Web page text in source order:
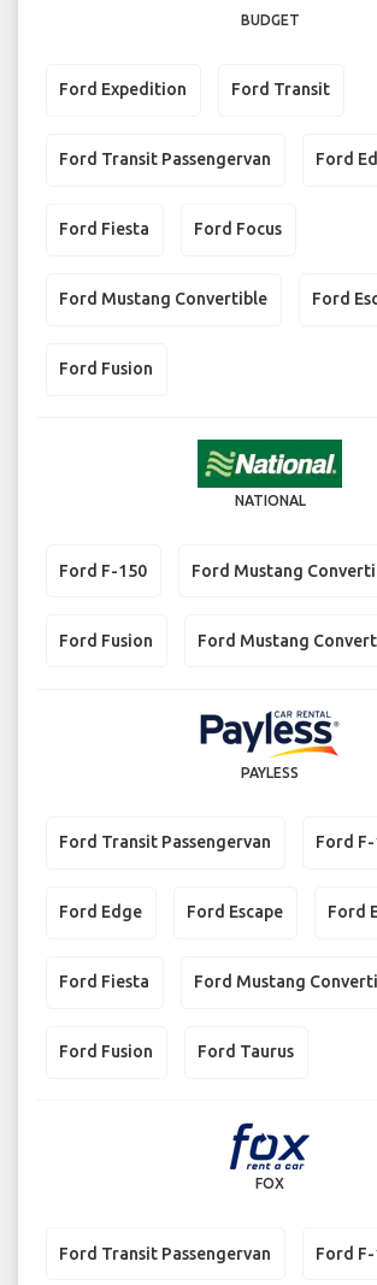
BUDGET
Ford Expedition Ford Transit
Ford Transit Passengervan Ford
Ford Fiesta Ford Focus
Ford Mustang Convertible Ford
Ford Fusion
NATIONAL
Ford F-150 Ford Mustang
Ford Fusion Ford Mustang
PAYLESS
Ford Transit Passengervan Ford
Ford Edge Ford Escape Ford
Ford Fiesta Ford Mustang
Ford Fusion Ford Taurus
FOX
Ford Transit Passengervan Ford